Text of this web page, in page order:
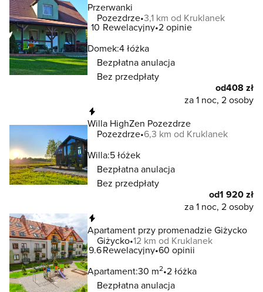
Przerwanki
Pozezdrze 3,1 km od Kruklanek
10 Rewelacyjny 2 opinie
Domek:4 łóżka
Bezpłatna anulacja
Bez przedpłaty
od408 zł
za 1 noc, 2 osoby
Willa HighZen Pozezdrze
Pozezdrze 6,3 km od Kruklanek
Willa:5 łóżek
Bezpłatna anulacja
Bez przedpłaty
od1 920 zł
za 1 noc, 2 osoby
Apartament przy promenadzie Giżycko
Giżycko 12 km od Kruklanek
9.6Rewelacyjny 60 opinii
Apartament:30 m2 2 łóżka
Bezpłatna anulacja